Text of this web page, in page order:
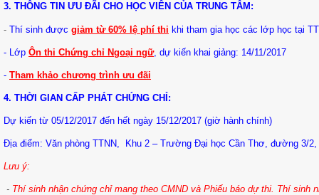
3. THÔNG TIN ƯU ĐÃI CHO HỌC VIÊN CỦA TRUNG TÂM:
- Thí sinh được giảm từ 60% lệ phí thi khi tham gia học các lớp học tại
- Lớp Ôn thi Chứng chỉ Ngoại ngữ, dự kiến khai giảng: 14/11/2017
- Tham khảo chương trình ưu đãi
4. THỜI GIAN CẤP PHÁT CHỨNG CHỈ:
Dự kiến từ 05/12/2017 đến hết ngày 15/12/2017 (giờ hành chính)
Địa điểm: Văn phòng TTNN, Khu 2 – Trường Đại học Cần Thơ, đường 3/2,
Lưu ý:
- Thí sinh nhận chứng chỉ mang theo CMND và Phiếu báo dự thi. Thí sinh